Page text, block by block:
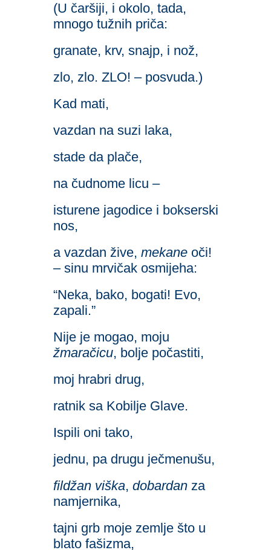
(U čaršiji, i okolo, tada,
mnogo tužnih priča:
granate, krv, snajp, i nož,
zlo, zlo. ZLO! – posvuda.)
Kad mati,
vazdan na suzi laka,
stade da plače,
na čudnome licu –
isturene jagodice i bokserski
nos,
a vazdan žive, mekaneoči!
– sinu mrvičak osmijeha:
“Neka, bako, bogati! Evo,
zapali.”
Nije je mogao, moju
žmaračicu, bolje počastiti,
moj hrabri drug,
ratnik sa Kobilje Glave.
Ispili oni tako,
jednu, pa drugu ječmenušu,
fildžan viška, dobardanza
namjernika,
tajni grb moje zemlje što u
blato fašizma,